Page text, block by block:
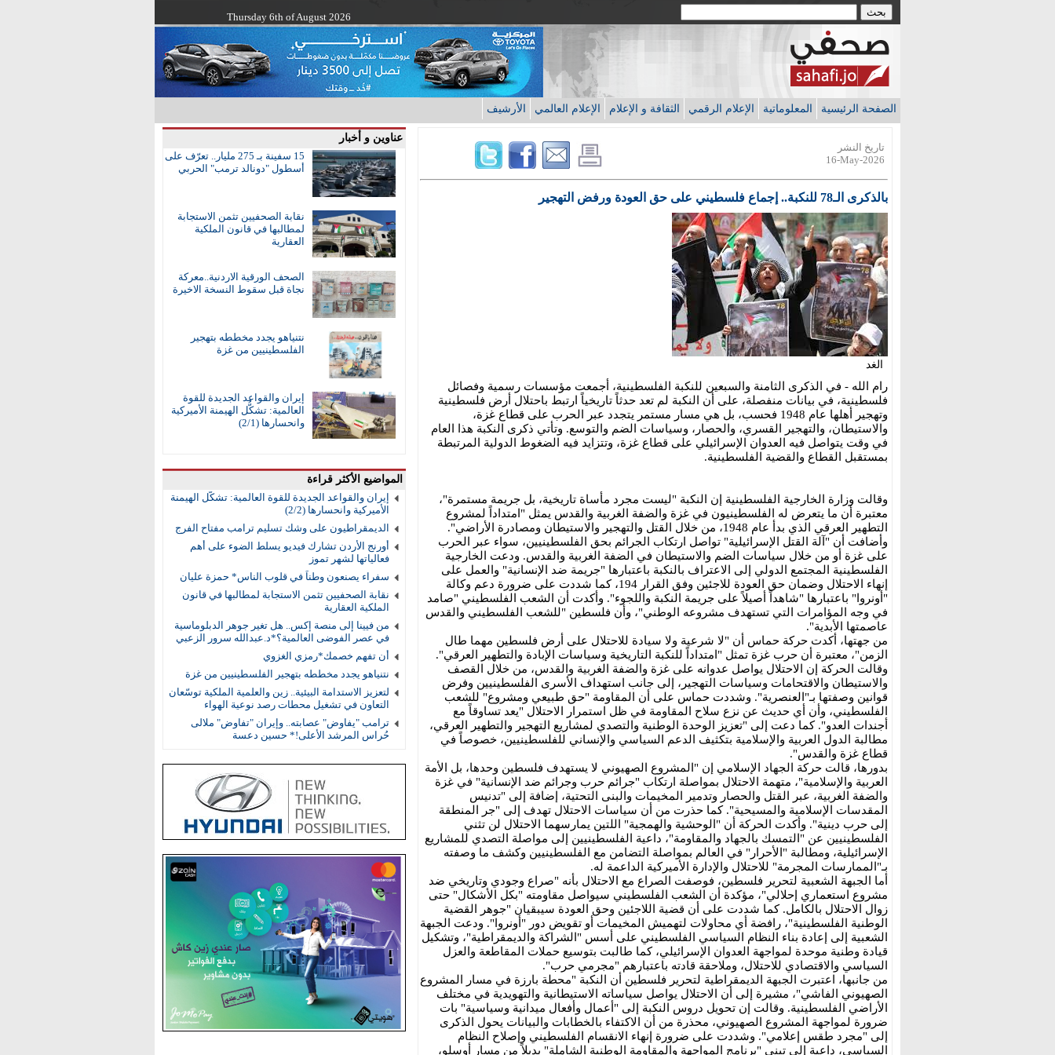
Thursday 6th of August 2026
الصفحة الرئيسية المعلوماتية الإعلام الرقمي الثقافة و الإعلام الإعلام العالمي الأرشيف
عناوين و أخبار
15 سفينة بـ 275 مليار.. تعرّف على
أسطول "دونالد ترمب" الحربي
نقابة الصحفيين تثمن الاستجابة
لمطالبها في قانون الملكية
العقارية
الصحف الورقية الاردنية..معركة
نجاة قبل سقوط النسخة الاخيرة
نتنياهو يجدد مخططه بتهجير
الفلسطينيين من غزة
إيران والقواعد الجديدة للقوة
العالمية: تشكُّل الهيمنة الأميركية
وانحسارها (2/1)
المواضيع الأكثر قراءة
إيران والقواعد الجديدة للقوة العالمية: تشكُّل الهيمنة
الأميركية وانحسارها (2/2)
الديمقراطيون على وشك تسليم ترامب مفتاح الفرج
أورنج الأردن تشارك فيديو يسلط الضوء على أهم
فعالياتها لشهر تموز
سفراء يصنعون وطناً في قلوب الناس* حمزة عليان
نقابة الصحفيين تثمن الاستجابة لمطالبها في قانون
الملكية العقارية
من فيينا إلى منصة إكس.. هل تغير جوهر الدبلوماسية
في عصر الفوضى العالمية؟*د.عبدالله سرور الزعبي
أن تفهم خصمك*رمزي الغزوي
نتنياهو يجدد مخططه بتهجير الفلسطينيين من غزة
لتعزيز الاستدامة البيئية.. زين والعلمية الملكية توسّعان
التعاون في تشغيل محطات رصد نوعية الهواء
ترامب "يفاوض" عصابته.. وإيران "تفاوض" ملالى
حُراس المرشد الأعلى!* حسين دعسة
تاريخ النشر
16-May-2026
بالذكرى الـ78 للنكبة.. إجماع فلسطيني على حق العودة ورفض التهجير
الغد
رام الله - في الذكرى الثامنة والسبعين للنكبة الفلسطينية، أجمعت مؤسسات رسمية وفصائل
فلسطينية، في بيانات منفصلة، على أن النكبة لم تعد حدثاً تاريخياً ارتبط باحتلال أرض فلسطينية
وتهجير أهلها عام 1948 فحسب، بل هي مسار مستمر يتجدد عبر الحرب على قطاع غزة،
والاستيطان، والتهجير القسري، والحصار، وسياسات الضم والتوسع. وتأتي ذكرى النكبة هذا العام
في وقت يتواصل فيه العدوان الإسرائيلي على قطاع غزة، وتتزايد فيه الضغوط الدولية المرتبطة
بمستقبل القطاع والقضية الفلسطينية.
وقالت وزارة الخارجية الفلسطينية إن النكبة "ليست مجرد مأساة تاريخية، بل جريمة مستمرة"،
معتبرة أن ما يتعرض له الفلسطينيون في غزة والضفة الغربية والقدس يمثل "امتداداً لمشروع
التطهير العرقي الذي بدأ عام 1948، من خلال القتل والتهجير والاستيطان ومصادرة الأراضي".
وأضافت أن "آلة القتل الإسرائيلية" تواصل ارتكاب الجرائم بحق الفلسطينيين، سواء عبر الحرب
على غزة أو من خلال سياسات الضم والاستيطان في الضفة الغربية والقدس. ودعت الخارجية
الفلسطينية المجتمع الدولي إلى الاعتراف بالنكبة باعتبارها "جريمة ضد الإنسانية" والعمل على
إنهاء الاحتلال وضمان حق العودة للاجئين وفق القرار 194، كما شددت على ضرورة دعم وكالة
"أونروا" باعتبارها "شاهداً أصيلاً على جريمة النكبة واللجوء". وأكدت أن الشعب الفلسطيني "صامد
في وجه المؤامرات التي تستهدف مشروعه الوطني"، وأن فلسطين "للشعب الفلسطيني والقدس
عاصمتها الأبدية".
من جهتها، أكدت حركة حماس أن "لا شرعية ولا سيادة للاحتلال على أرض فلسطين مهما طال
الزمن"، معتبرة أن حرب غزة تمثل "امتداداً للنكبة التاريخية وسياسات الإبادة والتطهير العرقي".
وقالت الحركة إن الاحتلال يواصل عدوانه على غزة والضفة الغربية والقدس، من خلال القصف
والاستيطان والاقتحامات وسياسات التهجير، إلى جانب استهداف الأسرى الفلسطينيين وفرض
قوانين وصفتها بـ"العنصرية". وشددت حماس على أن المقاومة "حق طبيعي ومشروع" للشعب
الفلسطيني، وأن أي حديث عن نزع سلاح المقاومة في ظل استمرار الاحتلال "يعد تساوقاً مع
أجندات العدو". كما دعت إلى "تعزيز الوحدة الوطنية والتصدي لمشاريع التهجير والتطهير العرقي،
مطالبة الدول العربية والإسلامية بتكثيف الدعم السياسي والإنساني للفلسطينيين، خصوصاً في
قطاع غزة والقدس".
بدورها، قالت حركة الجهاد الإسلامي إن "المشروع الصهيوني لا يستهدف فلسطين وحدها، بل الأمة
العربية والإسلامية"، متهمة الاحتلال بمواصلة ارتكاب "جرائم حرب وجرائم ضد الإنسانية" في غزة
والضفة الغربية، عبر القتل والحصار وتدمير المخيمات والبنى التحتية، إضافة إلى "تدنيس
المقدسات الإسلامية والمسيحية". كما حذرت من أن سياسات الاحتلال تهدف إلى "جر المنطقة
إلى حرب دينية". وأكدت الحركة أن "الوحشية والهمجية" اللتين يمارسهما الاحتلال لن تثني
الفلسطينيين عن "التمسك بالجهاد والمقاومة"، داعية الفلسطينيين إلى مواصلة التصدي للمشاريع
الإسرائيلية، ومطالبة "الأحرار" في العالم بمواصلة التضامن مع الفلسطينيين وكشف ما وصفته
بـ"الممارسات المجرمة" للاحتلال والإدارة الأميركية الداعمة له.
أما الجبهة الشعبية لتحرير فلسطين، فوصفت الصراع مع الاحتلال بأنه "صراع وجودي وتاريخي ضد
مشروع استعماري إحلالي"، مؤكدة أن الشعب الفلسطيني سيواصل مقاومته "بكل الأشكال" حتى
زوال الاحتلال بالكامل. كما شددت على أن قضية اللاجئين وحق العودة سيبقيان "جوهر القضية
الوطنية الفلسطينية"، رافضة أي محاولات لتهميش المخيمات أو تقويض دور "أونروا". ودعت الجبهة
الشعبية إلى إعادة بناء النظام السياسي الفلسطيني على أسس "الشراكة والديمقراطية"، وتشكيل
قيادة وطنية موحدة لمواجهة العدوان الإسرائيلي، كما طالبت بتوسيع حملات المقاطعة والعزل
السياسي والاقتصادي للاحتلال، وملاحقة قادته باعتبارهم "مجرمي حرب".
من جانبها، اعتبرت الجبهة الديمقراطية لتحرير فلسطين أن النكبة "محطة بارزة في مسار المشروع
الصهيوني الفاشي"، مشيرة إلى أن الاحتلال يواصل سياساته الاستيطانية والتهويدية في مختلف
الأراضي الفلسطينية. وقالت إن تحويل دروس النكبة إلى "أعمال وأفعال ميدانية وسياسية" بات
ضرورة لمواجهة المشروع الصهيوني، محذرة من أن الاكتفاء بالخطابات والبيانات يحول الذكرى
إلى "مجرد طقس إعلامي". وشددت على ضرورة إنهاء الانقسام الفلسطيني وإصلاح النظام
السياسي، داعية إلى تبني "برنامج المواجهة والمقاومة الوطنية الشاملة" بديلاً من مسار أوسلو،